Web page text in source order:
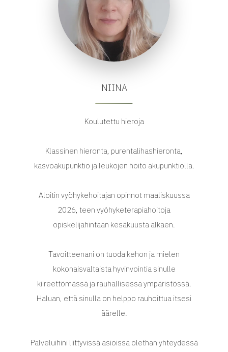
NIINA
Koulutettu hieroja
Klassinen hieronta, purentalihashieronta,
kasvoakupunktio ja leukojen hoito akupunktiolla.
Aloitin vyöhykehoitajan opinnot maaliskuussa
2026, teen vyöhyketerapiahoitoja
opiskelijahintaan kesäkuusta alkaen.
Tavoitteenani on tuoda kehon ja mielen
kokonaisvaltaista hyvinvointia sinulle
kiireettömässä ja rauhallisessa ympäristössä.
Haluan, että sinulla on helppo rauhoittua itsesi
äärelle.
Palveluihini liittyvissä asioissa olethan yhteydessä